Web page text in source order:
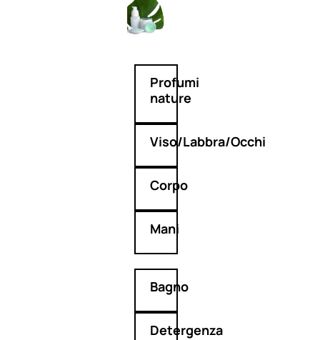
Profumi
nature
Viso/Labbra/Occhi
Corpo
Mani
Bagno
Detergenza